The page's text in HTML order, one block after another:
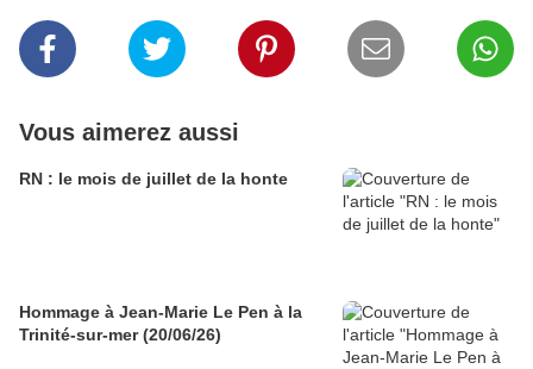
Vous aimerez aussi
RN : le mois de juillet de la honte
Hommage à Jean-Marie Le Pen à la
Trinité-sur-mer (20/06/26)